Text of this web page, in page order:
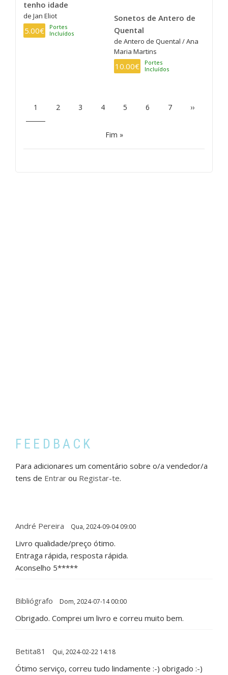
tenho idade
de Jan Eliot
5.00€
Portes
Incluídos
Sonetos de Antero de
Quental
de Antero de Quental / Ana
Maria Martins
10.00€
Portes
Incluídos
Página
1 Page
2 Page
3 Page
4 Page
5 Page
6 Page
7 Próxima
››
Última
Fim »
FEEDBACK
Para adicionares um comentário sobre o/a vendedor/a
tens de Entrar ou Registar-te.
André Pereira Qua, 2024-09-04 09:00
Livro qualidade/preço ótimo.
Entraga rápida, resposta rápida.
Aconselho 5*****
Bibliógrafo Dom, 2024-07-14 00:00
Obrigado. Comprei um livro e correu muito bem.
Betita81 Qui, 2024-02-22 14:18
Ótimo serviço, correu tudo lindamente :-) obrigado :-)